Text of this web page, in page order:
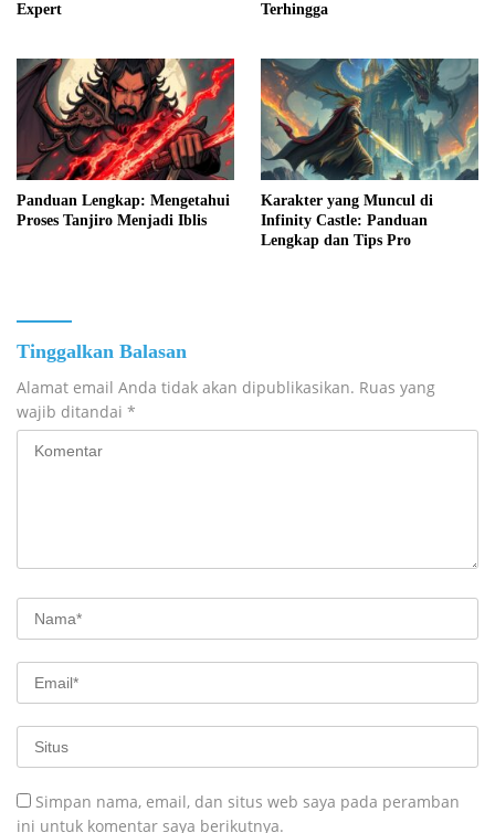
Expert
Terhingga
Panduan Lengkap: Mengetahui
Proses Tanjiro Menjadi Iblis
Karakter yang Muncul di
Infinity Castle: Panduan
Lengkap dan Tips Pro
Tinggalkan Balasan
Alamat email Anda tidak akan dipublikasikan. Ruas yang
wajib ditandai *
Simpan nama, email, dan situs web saya pada peramban
ini untuk komentar saya berikutnya.